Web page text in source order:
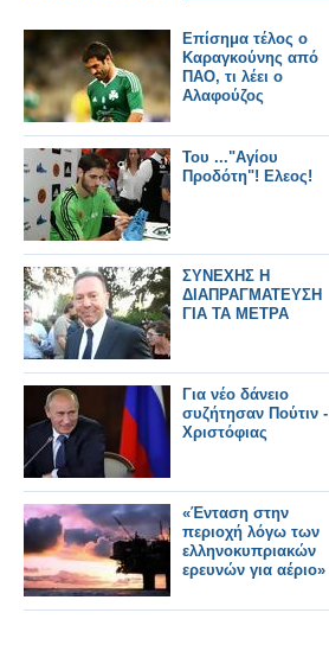
Επίσημα τέλος ο
Καραγκούνης από
ΠΑΟ, τι λέει ο
Αλαφούζος
Του ..."Αγίου
Προδότη"! Ελεος!
ΣΥΝΕΧΗΣ Η
ΔΙΑΠΡΑΓΜΑΤΕΥΣΗ
ΓΙΑ ΤΑ ΜΕΤΡΑ
Για νέο δάνειο
συζήτησαν Πούτιν -
Χριστόφιας
«Ένταση στην
περιοχή λόγω των
ελληνοκυπριακών
ερευνών για αέριο»